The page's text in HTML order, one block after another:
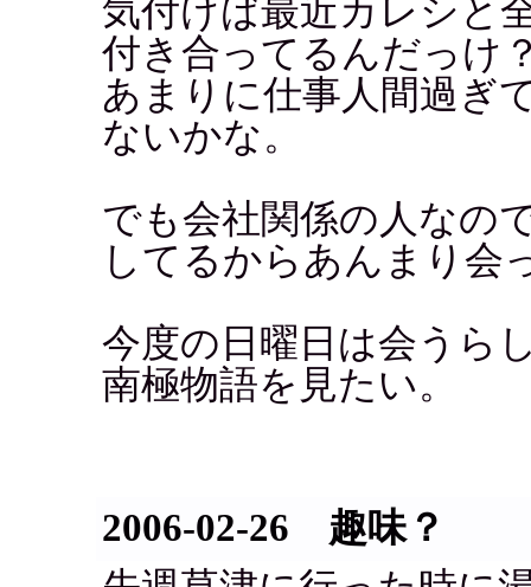
気付けば最近カレシと
付き合ってるんだっけ
あまりに仕事人間過ぎ
ないかな。
でも会社関係の人なの
してるからあんまり会
今度の日曜日は会うら
南極物語を見たい。
2006-02-26 趣味？